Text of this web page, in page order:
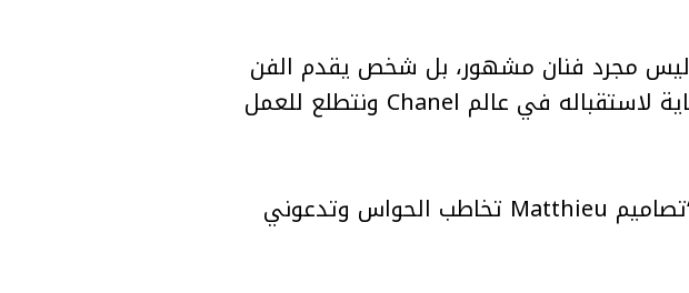
وأشار Matthieu Blazy، المدير الإبداعي للدار، إلى أن Rocky ليس مجرد فنان مشهور، بل شخص يقدم الفن
والموضة بطريقة حسية ومُلهمة، وأضاف: “نحن متحمسون للغاية لاستقباله في عالم Chanel ونتطلع للعمل
من جانبه، أعرب Rocky عن سعادته بالانضمام إلى الدار وقال: “تصاميم Matthieu تخاطب الحواس وتدعوني